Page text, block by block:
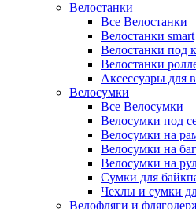
Велостанки
Все Велостанки
Велостанки smart
Велостанки под
Велостанки
Аксессуары для
Велосумки
Все Велосумки
Велосумки под
Велосумки на
Велосумки на
Велосумки на
Сумки для
Чехлы и сумки
Велофляги и